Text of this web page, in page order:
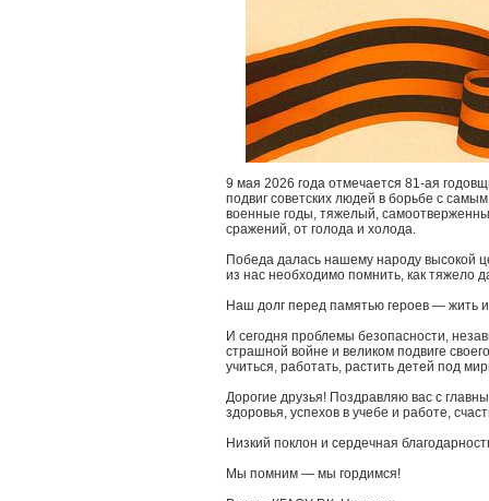
9 мая 2026 года отмечается 81-ая
подвиг советских людей в борьбе с
военные годы, тяжелый,
сражений, от голода и холода.
Победа далась нашему народу высокой
из нас необходимо помнить, как тяжело
Наш долг перед памятью героев — жить
И сегодня проблемы безопасности,
страшной войне и великом подвиге
учиться, работать, растить детей под
Дорогие друзья! Поздравляю вас с
здоровья, успехов в учебе и работе,
Низкий поклон и сердечная
Мы помним — мы гордимся!